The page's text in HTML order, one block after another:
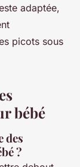
adaptée,
picots sous
bébé
des
?